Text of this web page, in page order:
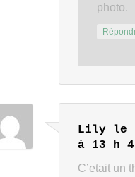
photo.
Lily
le
à 13 h
C’etait un